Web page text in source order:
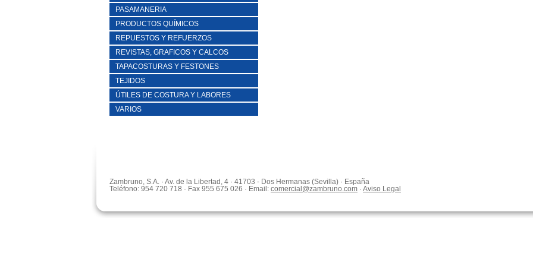
PASAMANERIA
PRODUCTOS QUÍMICOS
REPUESTOS Y REFUERZOS
REVISTAS, GRAFICOS Y CALCOS
TAPACOSTURAS Y FESTONES
TEJIDOS
ÚTILES DE COSTURA Y LABORES
VARIOS
Zambruno, S.A. · Av. de la Libertad, 4 · 41703 - Dos Hermanas (Sevilla) · España
Teléfono: 954 720 718 · Fax 955 675 026 · Email: comercial@zambruno.com · Aviso Legal